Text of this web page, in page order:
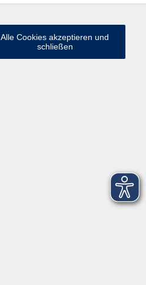
Alle Cookies akzeptieren und
schließen